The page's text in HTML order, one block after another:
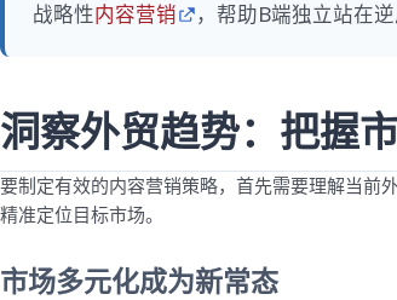
战略性内容营销 ，帮助B端独立站在
洞察外贸趋势：把握
要制定有效的内容营销策略，首先需要理解当前
精准定位目标市场。
市场多元化成为新常态